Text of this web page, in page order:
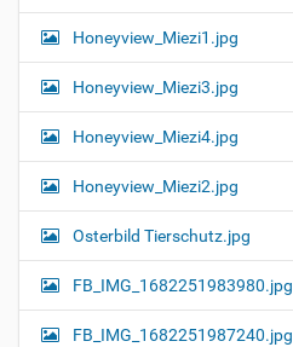
Honeyview_Miezi1.jpg
Honeyview_Miezi3.jpg
Honeyview_Miezi4.jpg
Honeyview_Miezi2.jpg
Osterbild Tierschutz.jpg
FB_IMG_1682251983980.jpg
FB_IMG_1682251987240.jpg